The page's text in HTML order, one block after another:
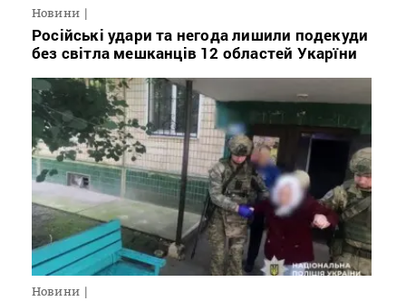
Новини
Російські удари та негода лишили подекуди
без світла мешканців 12 областей Укарїни
Новини